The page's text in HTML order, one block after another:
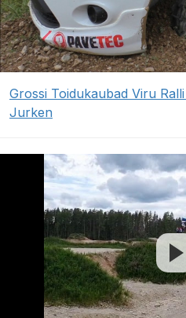
Grossi Toidukaubad Viru
Jurken